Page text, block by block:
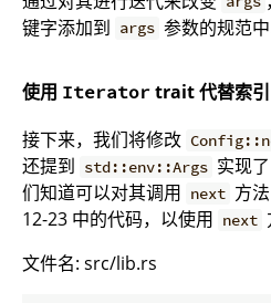
键字添加到 args 参数的规范中
使用 Iterator trait 代替索引
接下来，我们将修改
还提到 std::env::Args 实现了
们知道可以对其调用 next 方
12-23 中的代码，以使用 next
文件名: src/lib.rs